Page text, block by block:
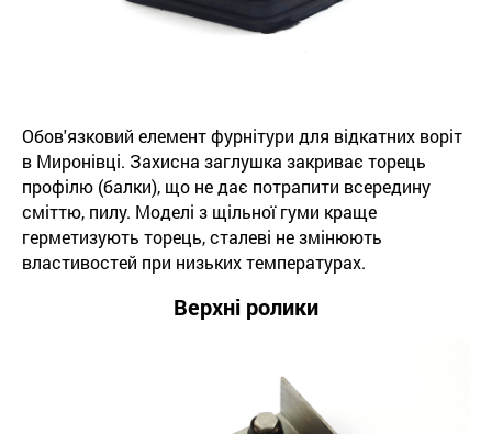
Обов'язковий елемент фурнітури для відкатних воріт
в Миронівці. Захисна заглушка закриває торець
профілю (балки), що не дає потрапити всередину
сміттю, пилу. Моделі з щільної гуми краще
герметизують торець, сталеві не змінюють
властивостей при низьких температурах.
Верхні ролики